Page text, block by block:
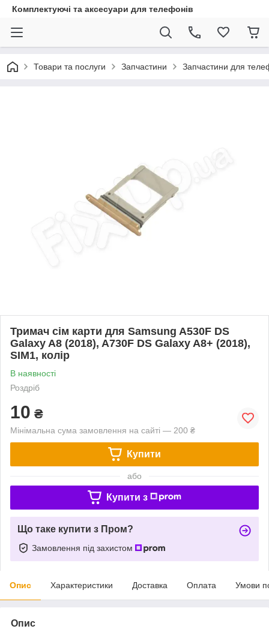
Комплектуючі та аксесуари для телефонів
Товари та послуги Запчастини Запчастини для
Тримач сім карти для Samsung A530F DS
Galaxy A8 (2018), A730F DS Galaxy A8+ (2018),
SIM1, колір
В наявності
Роздріб
10 ₴
Мінімальна сума замовлення на сайті — 200 ₴
Купити
або
Купити з
Що таке купити з Пром?
Замовлення під захистом
Опис Характеристики Доставка Оплата Умови
Опис